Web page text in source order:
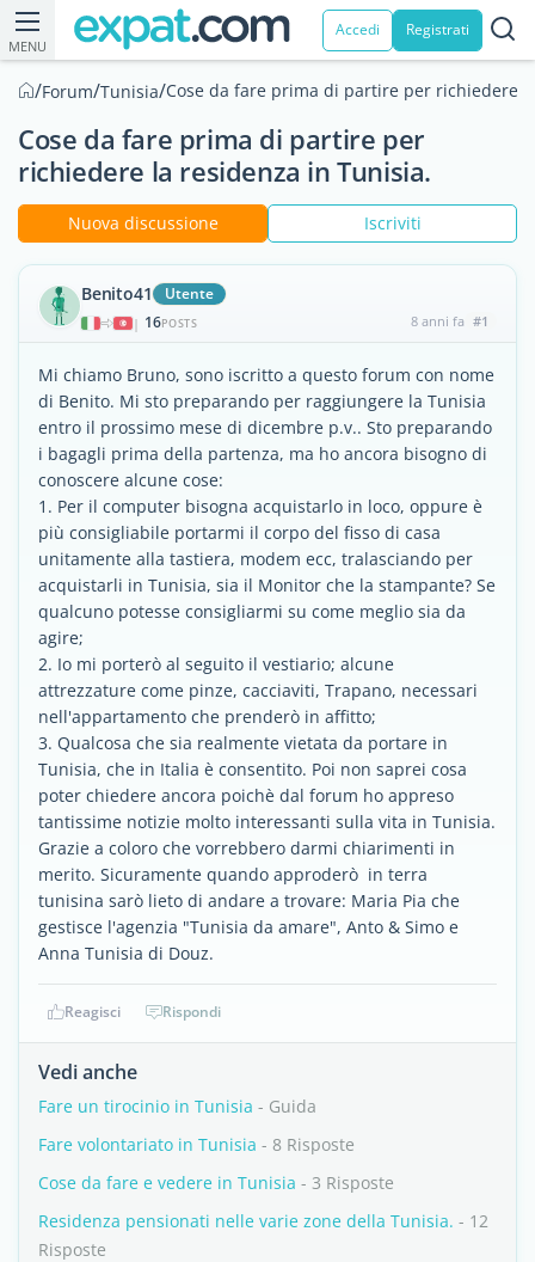
MENU
Accedi Registrati
/Forum/Tunisia/Cose da fare prima di partire per richiedere
Cose da fare prima di partire per
richiedere la residenza in Tunisia.
Nuova discussione Iscriviti
Benito41 Utente
| 16POSTS 8 anni fa #1
Mi chiamo Bruno, sono iscritto a questo forum con nome
di Benito. Mi sto preparando per raggiungere la Tunisia
entro il prossimo mese di dicembre p.v.. Sto preparando
i bagagli prima della partenza, ma ho ancora bisogno di
conoscere alcune cose:
1. Per il computer bisogna acquistarlo in loco, oppure è
più consigliabile portarmi il corpo del fisso di casa
unitamente alla tastiera, modem ecc, tralasciando per
acquistarli in Tunisia, sia il Monitor che la stampante? Se
qualcuno potesse consigliarmi su come meglio sia da
agire;
2. Io mi porterò al seguito il vestiario; alcune
attrezzature come pinze, cacciaviti, Trapano, necessari
nell'appartamento che prenderò in affitto;
3. Qualcosa che sia realmente vietata da portare in
Tunisia, che in Italia è consentito. Poi non saprei cosa
poter chiedere ancora poichè dal forum ho appreso
tantissime notizie molto interessanti sulla vita in Tunisia.
Grazie a coloro che vorrebbero darmi chiarimenti in
merito. Sicuramente quando approderò in terra
tunisina sarò lieto di andare a trovare: Maria Pia che
gestisce l'agenzia "Tunisia da amare", Anto & Simo e
Anna Tunisia di Douz.
Reagisci Rispondi
Vedi anche
Fare un tirocinio in Tunisia - Guida
Fare volontariato in Tunisia - 8 Risposte
Cose da fare e vedere in Tunisia - 3 Risposte
Residenza pensionati nelle varie zone della Tunisia. - 12
Risposte